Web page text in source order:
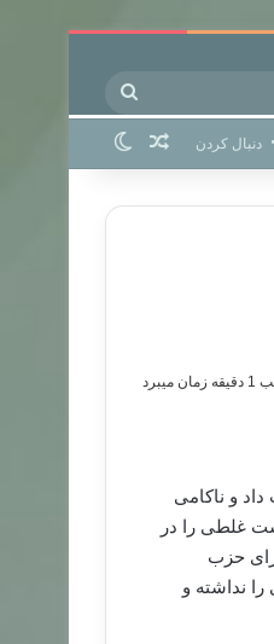
برای دنبال کردن نوشته تصادفی
و ناکامی
غلطی را در
حزب
را نداشته و